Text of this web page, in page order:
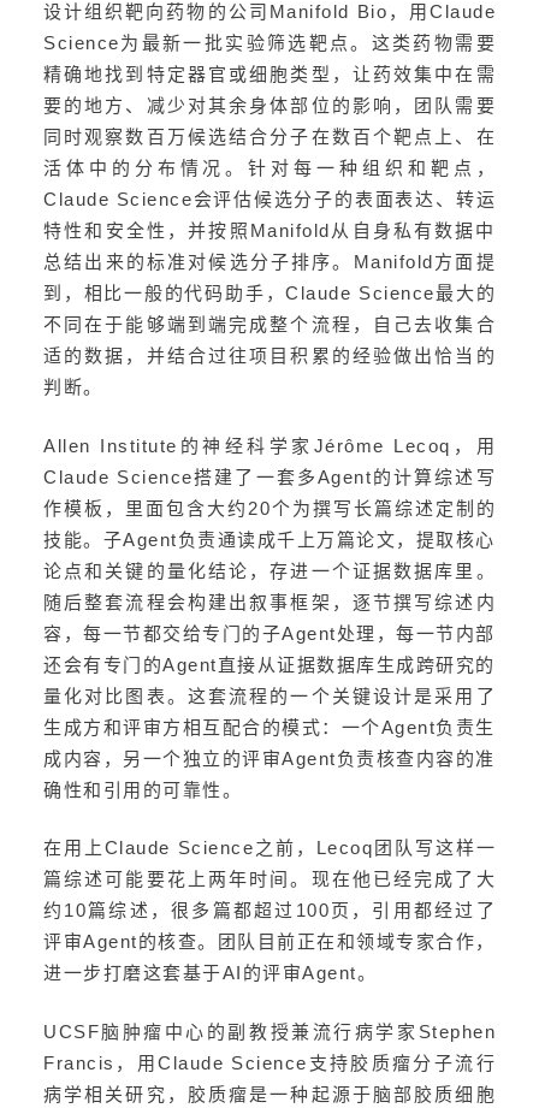
设计组织靶向药物的公司Manifold Bio，用Claude
Science为最新一批实验筛选靶点。这类药物需要
精确地找到特定器官或细胞类型，让药效集中在需
要的地方、减少对其余身体部位的影响，团队需要
同时观察数百万候选结合分子在数百个靶点上、在
活体中的分布情况。针对每一种组织和靶点，
Claude Science会评估候选分子的表面表达、转运
特性和安全性，并按照Manifold从自身私有数据中
总结出来的标准对候选分子排序。Manifold方面提
到，相比一般的代码助手，Claude Science最大的
不同在于能够端到端完成整个流程，自己去收集合
适的数据，并结合过往项目积累的经验做出恰当的
判断。
Allen Institute的神经科学家Jérôme Lecoq，用
Claude Science搭建了一套多Agent的计算综述写
作模板，里面包含大约20个为撰写长篇综述定制的
技能。子Agent负责通读成千上万篇论文，提取核心
论点和关键的量化结论，存进一个证据数据库里。
随后整套流程会构建出叙事框架，逐节撰写综述内
容，每一节都交给专门的子Agent处理，每一节内部
还会有专门的Agent直接从证据数据库生成跨研究的
量化对比图表。这套流程的一个关键设计是采用了
生成方和评审方相互配合的模式：一个Agent负责生
成内容，另一个独立的评审Agent负责核查内容的准
确性和引用的可靠性。
在用上Claude Science之前，Lecoq团队写这样一
篇综述可能要花上两年时间。现在他已经完成了大
约10篇综述，很多篇都超过100页，引用都经过了
评审Agent的核查。团队目前正在和领域专家合作，
进一步打磨这套基于AI的评审Agent。
UCSF脑肿瘤中心的副教授兼流行病学家Stephen
Francis，用Claude Science支持胶质瘤分子流行
病学相关研究，胶质瘤是一种起源于脑部胶质细胞